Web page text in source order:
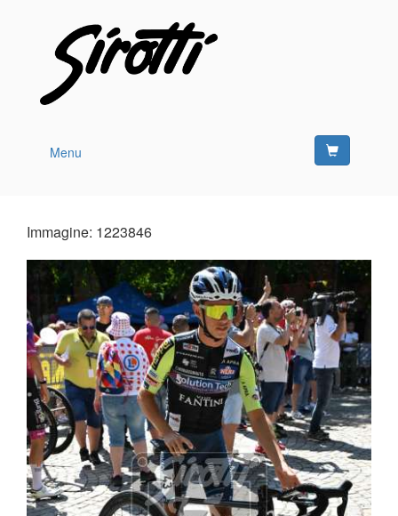
Menu
Immagine: 1223846